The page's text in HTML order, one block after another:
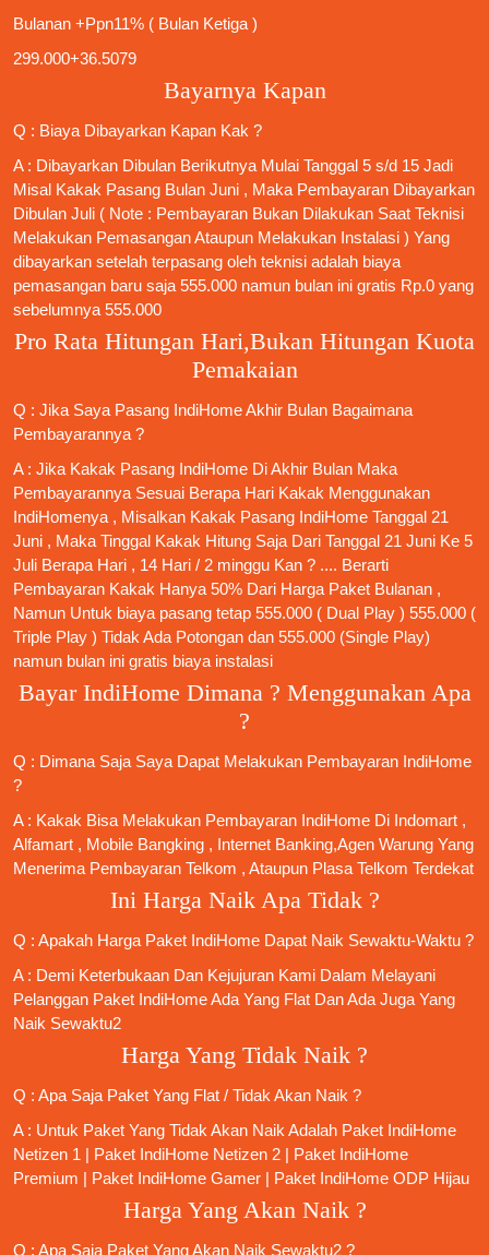
Bulanan +Ppn11% ( Bulan Ketiga )
299.000+36.5079
Bayarnya Kapan
Q : Biaya Dibayarkan Kapan Kak ?
A : Dibayarkan Dibulan Berikutnya Mulai Tanggal 5 s/d 15 Jadi
Misal Kakak Pasang Bulan Juni , Maka Pembayaran Dibayarkan
Dibulan Juli ( Note : Pembayaran Bukan Dilakukan Saat Teknisi
Melakukan Pemasangan Ataupun Melakukan Instalasi ) Yang
dibayarkan setelah terpasang oleh teknisi adalah biaya
pemasangan baru saja 555.000 namun bulan ini gratis Rp.0 yang
sebelumnya 555.000
Pro Rata Hitungan Hari,Bukan Hitungan Kuota
Pemakaian
Q : Jika Saya Pasang IndiHomeAkhir Bulan Bagaimana
Pembayarannya ?
A : Jika Kakak Pasang IndiHome Di Akhir Bulan Maka
Pembayarannya Sesuai Berapa Hari Kakak Menggunakan
IndiHomenya , Misalkan Kakak Pasang IndiHome Tanggal 21
Juni , Maka Tinggal Kakak Hitung Saja Dari Tanggal 21 Juni Ke 5
Juli Berapa Hari , 14 Hari / 2 minggu Kan ? .... Berarti
Pembayaran Kakak Hanya 50% Dari Harga Paket Bulanan ,
Namun Untuk biaya pasang tetap 555.000 ( Dual Play ) 555.000 (
Triple Play ) Tidak Ada Potongan dan 555.000 (Single Play)
namun bulan ini gratis biaya instalasi
Bayar IndiHome Dimana ? Menggunakan Apa
?
Q : Dimana Saja Saya Dapat Melakukan Pembayaran IndiHome
?
A : Kakak Bisa Melakukan Pembayaran IndiHome Di Indomart ,
Alfamart , Mobile Bangking , Internet Banking,Agen Warung Yang
Menerima Pembayaran Telkom , Ataupun Plasa Telkom Terdekat
Ini Harga Naik Apa Tidak ?
Q : Apakah Harga Paket IndiHome Dapat Naik Sewaktu-Waktu ?
A : Demi Keterbukaan Dan Kejujuran Kami Dalam Melayani
Pelanggan Paket IndiHome Ada Yang Flat Dan Ada Juga Yang
Naik Sewaktu2
Harga Yang Tidak Naik ?
Q : Apa Saja Paket Yang Flat / Tidak Akan Naik ?
A : Untuk Paket Yang Tidak Akan Naik Adalah Paket IndiHome
Netizen 1 | Paket IndiHome Netizen 2 | Paket IndiHome
Premium | Paket IndiHome Gamer | Paket IndiHome ODP Hijau
Harga Yang Akan Naik ?
Q : Apa Saja Paket Yang Akan Naik Sewaktu2 ?